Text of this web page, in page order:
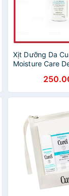
Xịt Dưỡng Da
Moisture Care